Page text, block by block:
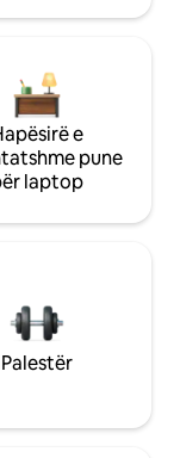
e
pune
laptop
Palestër